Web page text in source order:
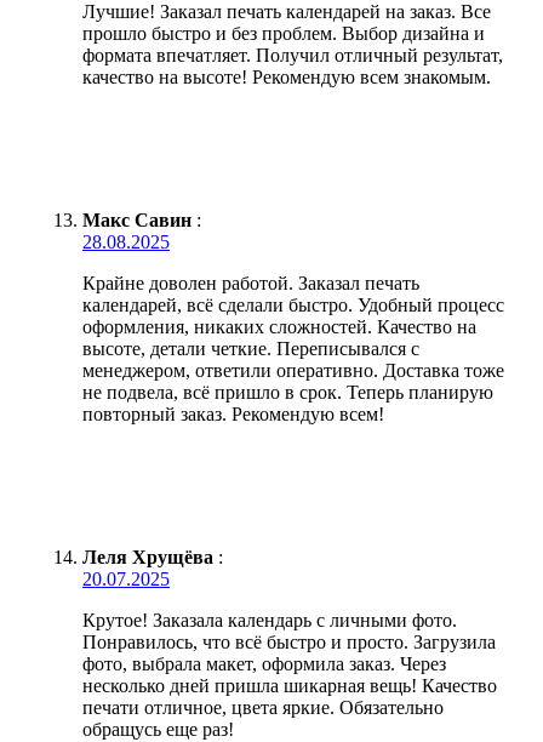
Лучшие! Заказал печать календарей на заказ. Все
прошло быстро и без проблем. Выбор дизайна и
формата впечатляет. Получил отличный результат,
качество на высоте! Рекомендую всем знакомым.
Макс Савин :
28.08.2025
Крайне доволен работой. Заказал печать
календарей, всё сделали быстро. Удобный процесс
оформления, никаких сложностей. Качество на
высоте, детали четкие. Переписывался с
менеджером, ответили оперативно. Доставка тоже
не подвела, всё пришло в срок. Теперь планирую
повторный заказ. Рекомендую всем!
Леля Хрущёва :
20.07.2025
Крутое! Заказала календарь с личными фото.
Понравилось, что всё быстро и просто. Загрузила
фото, выбрала макет, оформила заказ. Через
несколько дней пришла шикарная вещь! Качество
печати отличное, цвета яркие. Обязательно
обращусь еще раз!